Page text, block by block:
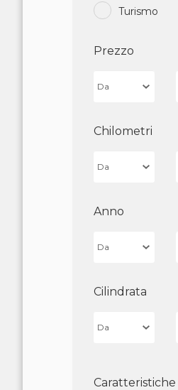
Turismo
Prezzo
Chilometri
Anno
Cilindrata
Caratteristiche